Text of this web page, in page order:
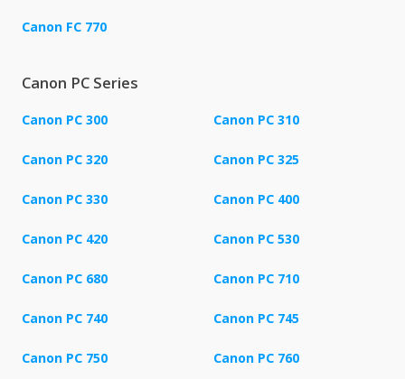
Canon FC 770
Canon PC Series
Canon PC 300 Canon PC 310
Canon PC 320 Canon PC 325
Canon PC 330 Canon PC 400
Canon PC 420 Canon PC 530
Canon PC 680 Canon PC 710
Canon PC 740 Canon PC 745
Canon PC 750 Canon PC 760